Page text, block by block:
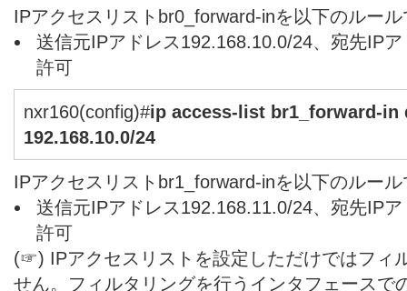
IPアクセスリストbr0_forward-inを以下のルー
送信元IPアドレス192.168.10.0/24、宛先IP
許可
nxr160(config)#ip access-list br1_forward-in
192.168.10.0/24
IPアクセスリストbr1_forward-inを以下のルー
送信元IPアドレス192.168.11.0/24、宛先IP
許可
(☞) IPアクセスリストを設定しただけではフィ
せん。フィルタリングを行うインタフェースで